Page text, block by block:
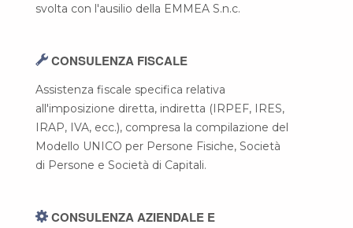
svolta con l'ausilio della EMMEA S.n.c.
CONSULENZA FISCALE
Assistenza fiscale specifica relativa
all'imposizione diretta, indiretta (IRPEF, IRES,
IRAP, IVA, ecc.), compresa la compilazione del
Modello UNICO per Persone Fisiche, Società
di Persone e Società di Capitali.
CONSULENZA AZIENDALE E